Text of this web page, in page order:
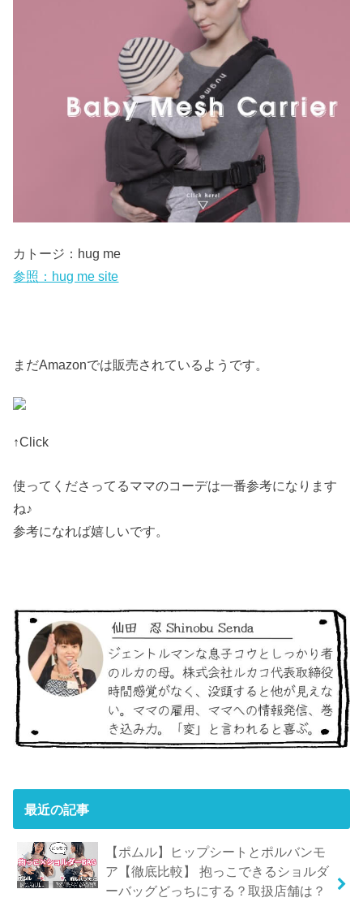
カトージ：hug me
参照：hug me site
まだAmazonでは販売されているようです。
↑Click
使ってくださってるママのコーデは一番参考になります
ね♪
参考になれば嬉しいです。
最近の記事
【ポムル】ヒップシートとポルバンモ
ア【徹底比較】 抱っこできるショルダ
ーバッグどっちにする？取扱店舗は？